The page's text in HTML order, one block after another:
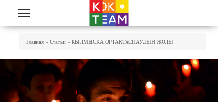
Главная » Статьи » ҚЫЛМЫСҚА ОРТАҚТАСПАУДЫҢ ЖОЛЫ